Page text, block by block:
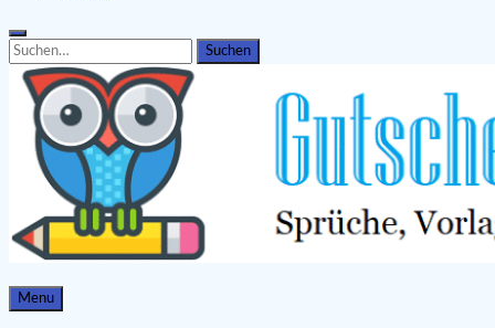
Search
for:
Search
Gutscheinspruch.de
Gutscheinsprüche & Gutscheinvorlagen finden
Menu